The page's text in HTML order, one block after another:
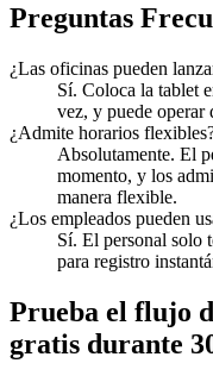
Preguntas
¿Las oficinas pueden
Sí. Coloca la tablet
vez, y puede operar
¿Admite horarios
Absolutamente. El
momento, y los
manera flexible.
¿Los empleados pueden
Sí. El personal solo
para registro
Prueba el flujo
gratis durante